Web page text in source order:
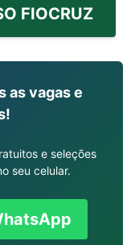
FIOCRUZ
as vagas e
e seleções
seu celular.